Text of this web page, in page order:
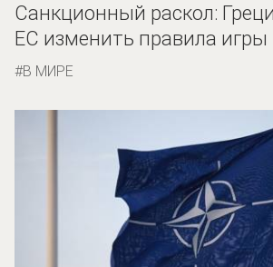
Санкционный раскол:
ЕС изменить правила игры
В МИРЕ